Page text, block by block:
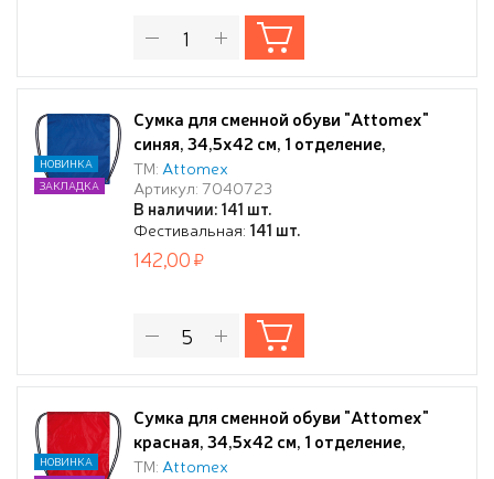
Сумка для сменной обуви "Attomex"
синяя, 34,5x42 см, 1 отделение,
водоотталкивающая ткань, на
веревочной завязке,
ТМ: Attomex
Артикул: 7040723
В наличии: 141 шт.
Фестивальная: 141 шт.
НОВИНКА
ЗАКЛАДКА
142,00
Сумка для сменной обуви "Attomex"
красная, 34,5x42 см, 1 отделение,
водоотталкивающая ткань, на
ТМ: Attomex
НОВИНКА